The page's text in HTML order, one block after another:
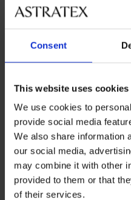
Consent
This website uses cookies
We use cookies to
provide social media
We also share information
our social media,
may combine it with other
provided to them or that
of their services.
1+1 GRATIS